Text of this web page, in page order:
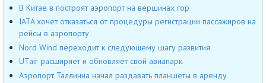
В Китае в построят аэропорт на вершинах гор
IATA хочет отказаться от процедуры регистрации пассажиров на
рейсы в аэропорту
Nord Wind переходит к следующему шагу развития
UTair расширяет и обновляет свой авиапарк
Аэропорт Таллинна начал раздавать планшеты в аренду